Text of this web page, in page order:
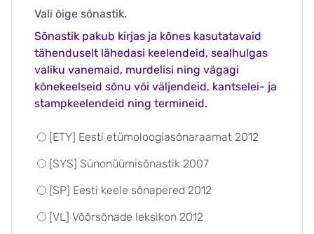
Vali õige sõnastik.
Sõnastik pakub kirjas ja kõnes kasutatavaid
tähenduselt lähedasi keelendeid, sealhulgas
valiku vanemaid, murdelisi ning vägagi
kõnekeelseid sõnu või väljendeid, kantselei- ja
stampkeelendeid ning termineid.
[ETY] Eesti etümoloogiasõnaraamat 2012
[SYS] Sünonüümisõnastik 2007
[SP] Eesti keele sõnapered 2012
[VL] Võõrsõnade leksikon 2012